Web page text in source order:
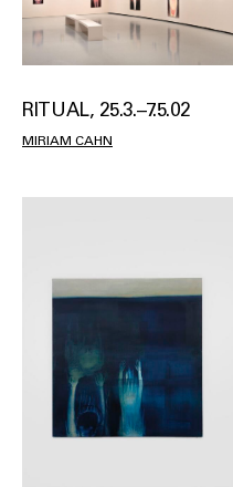
RITUAL, 25.3.–7.5.02
MIRIAM CAHN